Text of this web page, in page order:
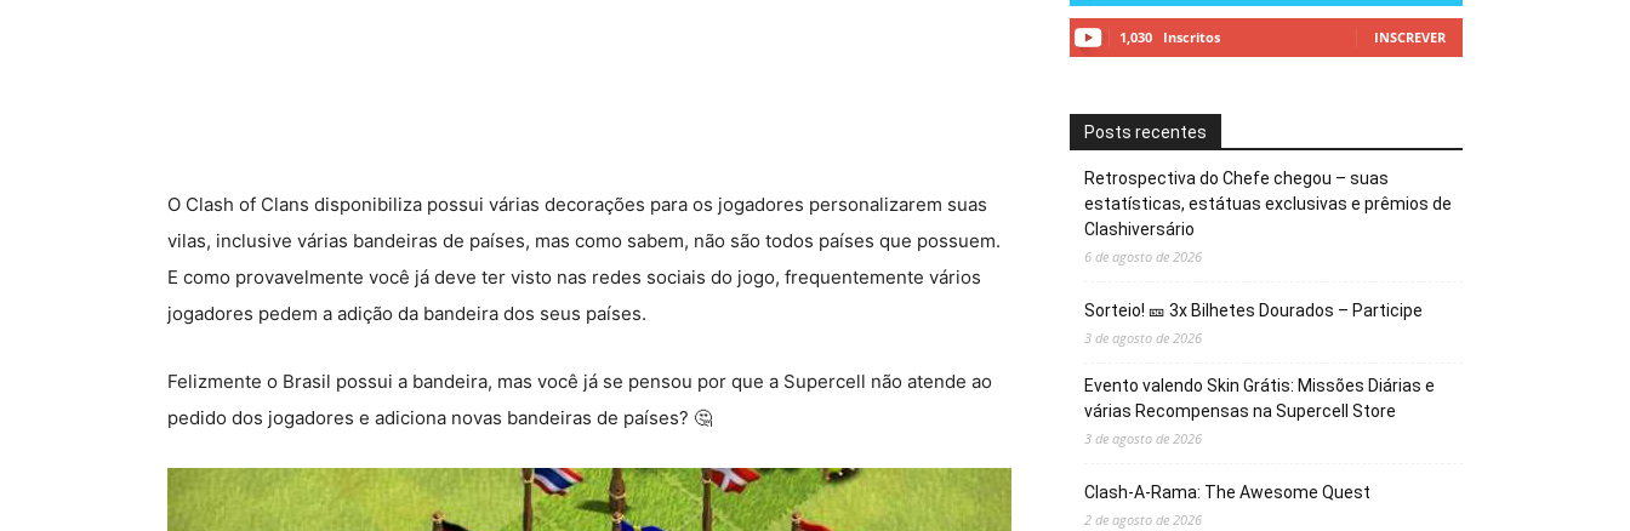
O Clash of Clans disponibiliza possui várias decorações para os jogadores personalizarem suas
vilas, inclusive várias bandeiras de países, mas como sabem, não são todos países que possuem.
E como provavelmente você já deve ter visto nas redes sociais do jogo, frequentemente vários
jogadores pedem a adição da bandeira dos seus países.
Felizmente o Brasil possui a bandeira, mas você já se pensou por que a Supercell não atende ao
pedido dos jogadores e adiciona novas bandeiras de países? 🤔
1,030 Inscritos INSCREVER
Posts recentes
Retrospectiva do Chefe chegou – suas
estatísticas, estátuas exclusivas e prêmios de
Clashiversário
6 de agosto de 2026
Sorteio! 🎫 3x Bilhetes Dourados – Participe
3 de agosto de 2026
Evento valendo Skin Grátis: Missões Diárias e
várias Recompensas na Supercell Store
3 de agosto de 2026
Clash-A-Rama: The Awesome Quest
2 de agosto de 2026